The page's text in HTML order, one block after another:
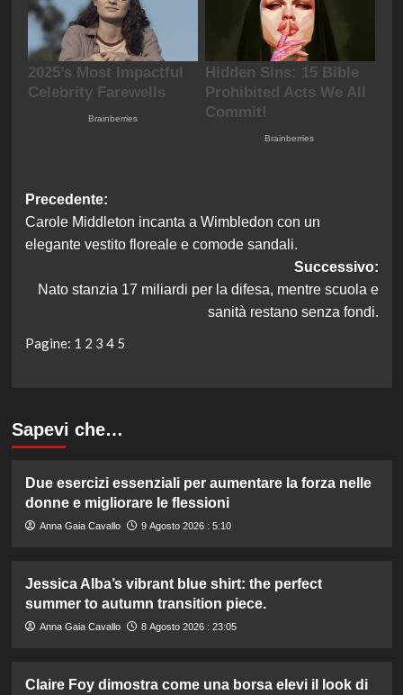
Navigazione
articolo
Precedente:
Carole Middleton incanta a Wimbledon con un
elegante vestito floreale e comode sandali.
Successivo:
Nato stanzia 17 miliardi per la difesa, mentre scuola e
sanità restano senza fondi.
Pagine: 1 2 3 4 5
Sapevi che…
Due esercizi essenziali per aumentare la forza nelle
donne e migliorare le flessioni
Anna Gaia Cavallo 9 Agosto 2026 : 5:10
Jessica Alba’s vibrant blue shirt: the perfect
summer to autumn transition piece.
Anna Gaia Cavallo 8 Agosto 2026 : 23:05
Claire Foy dimostra come una borsa elevi il look di